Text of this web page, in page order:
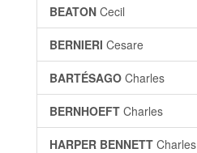
BEATON Cecil
BERNIERI Cesare
BARTÉSAGO Charles
BERNHOEFT Charles
HARPER BENNETT Charles